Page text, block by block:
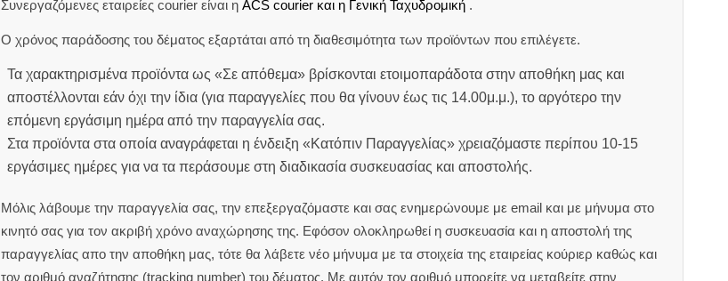
Συνεργαζόμενες εταιρείες courier είναι η ACS courier και η Γενική Ταχυδρομική.
Ο χρόνος παράδοσης του δέματος εξαρτάται από τη διαθεσιμότητα των προϊόντων που επιλέγετε.
Τα χαρακτηρισμένα προϊόντα ως «Σε απόθεμα» βρίσκονται ετοιμοπαράδοτα στην αποθήκη μας και
αποστέλλονται εάν όχι την ίδια (για παραγγελίες που θα γίνουν έως τις 14.00μ.μ.), το αργότερο την
επόμενη εργάσιμη ημέρα από την παραγγελία σας.
Στα προϊόντα στα οποία αναγράφεται η ένδειξη «Κατόπιν Παραγγελίας» χρειαζόμαστε περίπου 10-15
εργάσιμες ημέρες για να τα περάσουμε στη διαδικασία συσκευασίας και αποστολής.
Μόλις λάβουμε την παραγγελία σας, την επεξεργαζόμαστε και σας ενημερώνουμε με email και με μήνυμα στο
κινητό σας για τον ακριβή χρόνο αναχώρησης της. Εφόσον ολοκληρωθεί η συσκευασία και η αποστολή της
παραγγελίας απο την αποθήκη μας, τότε θα λάβετε νέο μήνυμα με τα στοιχεία της εταιρείας κούριερ καθώς και
τον αριθμό αναζήτησης (tracking number) του δέματος. Με αυτόν τον αριθμό μπορείτε να μεταβείτε στην